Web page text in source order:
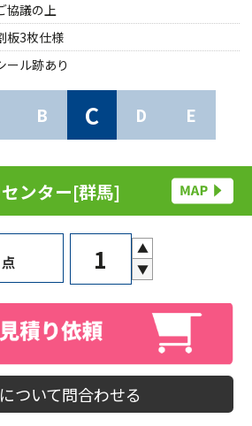
協議の上
板3枚仕様
ール跡あり
B C D E
ンター[群馬]
点
▲
▼
ついて問合わせる